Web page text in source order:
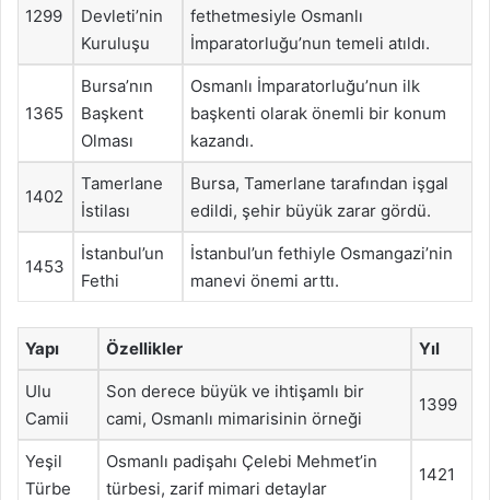
1299
Devleti’nin
Kuruluşu
fethetmesiyle Osmanlı
İmparatorluğu’nun temeli atıldı.
1365
Bursa’nın
Başkent
Olması
Osmanlı İmparatorluğu’nun ilk
başkenti olarak önemli bir konum
kazandı.
1402
Tamerlane
İstilası
Bursa, Tamerlane tarafından işgal
edildi, şehir büyük zarar gördü.
1453
İstanbul’un
Fethi
İstanbul’un fethiyle Osmangazi’nin
manevi önemi arttı.
Yapı Özellikler Yıl
Ulu
Camii
Son derece büyük ve ihtişamlı bir
cami, Osmanlı mimarisinin örneği
1399
Yeşil
Türbe
Osmanlı padişahı Çelebi Mehmet’in
türbesi, zarif mimari detaylar
1421